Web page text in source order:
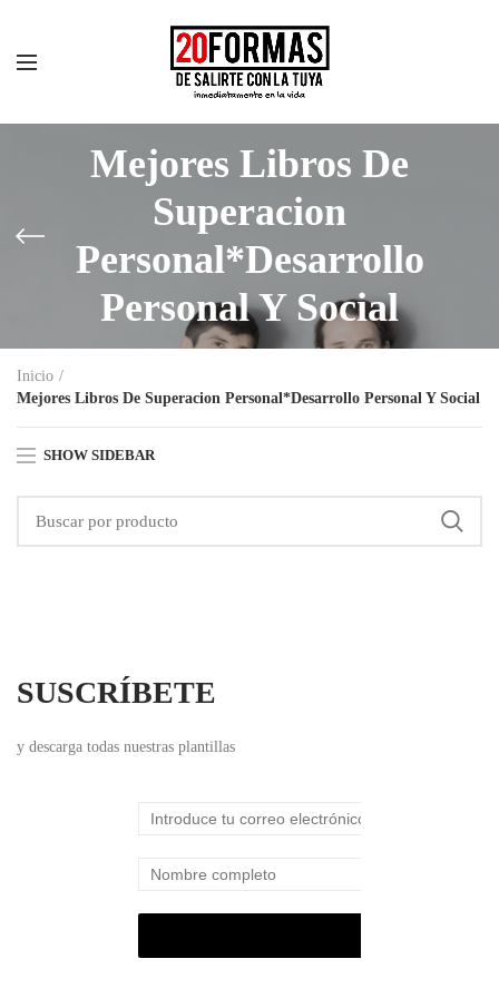
Mejores Libros De
Superacion
Personal*Desarrollo
Personal Y Social
Inicio
Mejores Libros De Superacion Personal*Desarrollo Personal Y Social
SHOW SIDEBAR
SUSCRÍBETE
y descarga todas nuestras plantillas